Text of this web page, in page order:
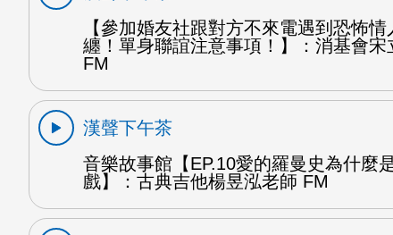
【參加婚友社跟對方不來電遇到恐怖情
纏！單身聯誼注意事項！】：消基會宋
FM
漢聲下午茶
音樂故事館【EP.10愛的羅曼史為什麼
戲】：古典吉他楊昱泓老師 FM